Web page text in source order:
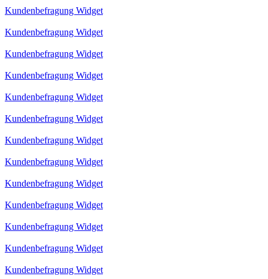
Kundenbefragung Widget
Kundenbefragung Widget
Kundenbefragung Widget
Kundenbefragung Widget
Kundenbefragung Widget
Kundenbefragung Widget
Kundenbefragung Widget
Kundenbefragung Widget
Kundenbefragung Widget
Kundenbefragung Widget
Kundenbefragung Widget
Kundenbefragung Widget
Kundenbefragung Widget